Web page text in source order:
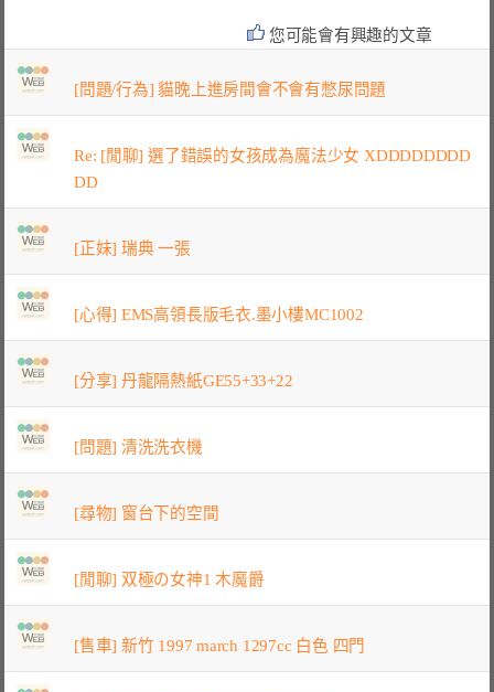
您可能會有興趣的文章
[問題/行為] 貓晚上進房間會不會有憋尿問題
Re: [閒聊] 選了錯誤的女孩成為魔法少女 XDDDDDDDD
DD
[正妹] 瑞典 一張
[心得] EMS高領長版毛衣.墨小樓MC1002
[分享] 丹龍隔熱紙GE55+33+22
[問題] 清洗洗衣機
[尋物] 窗台下的空間
[閒聊] 双極の女神1 木魔爵
[售車] 新竹 1997 march 1297cc 白色 四門